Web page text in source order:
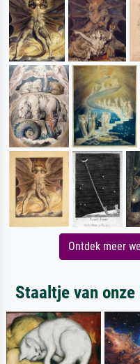
Ontdek meer
Staaltje van